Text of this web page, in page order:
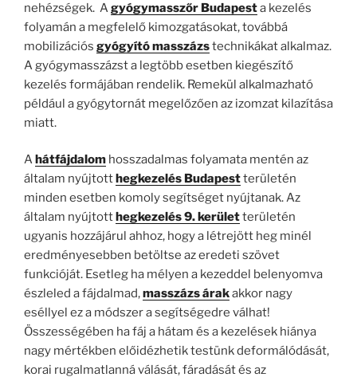
nehézségek. A gyógymasszőr Budapesta kezelés
folyamán a megfelelő kimozgatásokat, továbbá
mobilizációs gyógyító masszázstechnikákat alkalmaz.
A gyógymasszázst a legtöbb esetben kiegészítő
kezelés formájában rendelik. Remekül alkalmazható
például a gyógytornát megelőzően az izomzat kilazítása
miatt.
Ahátfájdalom hosszadalmas folyamata mentén az
általam nyújtotthegkezelés Budapestterületén
minden esetben komoly segítséget nyújtanak. Az
általam nyújtotthegkezelés 9. kerületterületén
ugyanis hozzájárul ahhoz, hogy a létrejött heg minél
eredményesebben betöltse az eredeti szövet
funkcióját. Esetleg ha mélyen a kezeddel belenyomva
észleled a fájdalmad,masszázs árakakkor nagy
eséllyel ez a módszer a segítségedre válhat!
Összességében ha fáj a hátam és a kezelések hiánya
nagy mértékben előidézhetik testünk deformálódását,
korai rugalmatlanná válását, fáradását és az